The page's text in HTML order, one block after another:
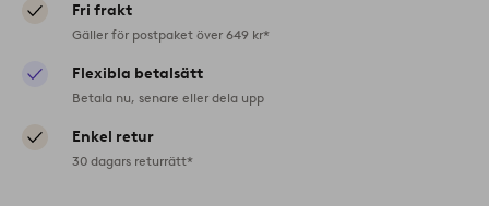
Fri frakt
Gäller för postpaket över 649 kr*
Flexibla betalsätt
Betala nu, senare eller dela upp
Enkel retur
30 dagars returrätt*